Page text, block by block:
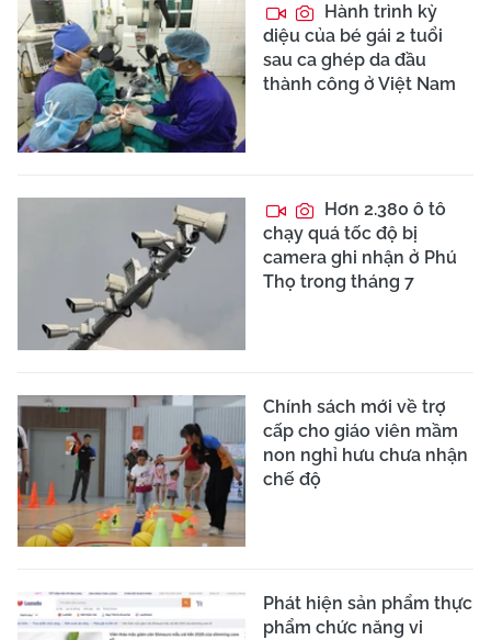
Hành trình kỳ
diệu của bé gái 2 tuổi
sau ca ghép da đầu
thành công ở Việt Nam
Hơn 2.380 ô tô
chạy quá tốc độ bị
camera ghi nhận ở Phú
Thọ trong tháng 7
Chính sách mới về trợ
cấp cho giáo viên mầm
non nghỉ hưu chưa nhận
chế độ
Phát hiện sản phẩm thực
phẩm chức năng vi